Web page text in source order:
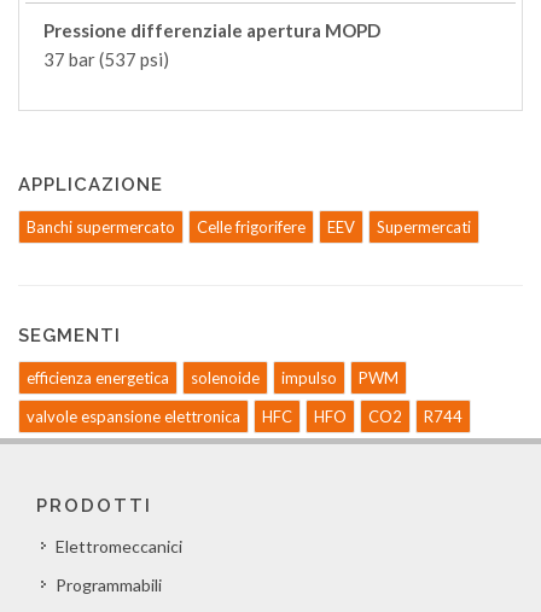
Pressione differenziale apertura MOPD
37 bar (537 psi)
APPLICAZIONE
Banchi supermercato Celle frigorifere EEV Supermercati
SEGMENTI
efficienza energetica solenoide impulso
PWM
valvole espansione elettronica
HFC HFO CO2 R744
PRODOTTI
Elettromeccanici
Programmabili